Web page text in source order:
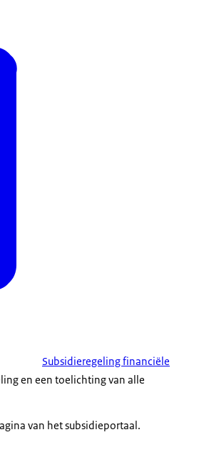
Subsidieregeling financiële
en een toelichting van alle
van het subsidieportaal.